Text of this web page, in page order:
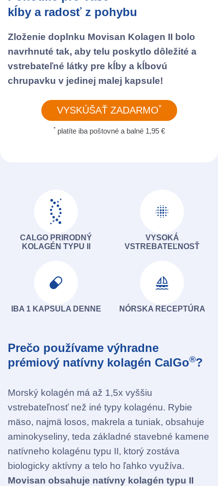
kĺby a radosť z pohybu
Zloženie doplnku Movisan Kolagen II bolo
navrhnuté tak, aby telu poskytlo dôležité a
vstrebateľné látky pre kĺby a kĺbovú
chrupavku v jedinej malej kapsule!
VYSKÚŠAŤ ZADARMO*
*platíte iba poštovné a balné 1,95 €
CALGO PRIRODNÝ
KOLAGÉN TYPU II
VYSOKÁ
VSTREBATEĽNOSŤ
IBA 1 KAPSULA DENNE NÓRSKA RECEPTÚRA
Prečo používame výhradne
prémiový natívny kolagén CalGo®?
Morský kolagén má až 1,5x vyššiu
vstrebateľnosť než iné typy kolagénu. Rybie
mäso, najmä losos, makrela a tuniak, obsahuje
aminokyseliny, teda základné stavebné kamene
natívneho kolagénu typu II, ktorý zostáva
biologicky aktívny a telo ho ľahko využíva.
Movisan obsahuje natívny kolagén typu II